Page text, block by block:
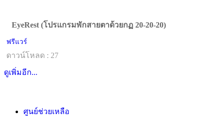
EyeRest (โปรแกรมพักสายตาด้วยกฏ 20-20-20)
ฟรีแวร์
ดาวน์โหลด : 27
ดูเพิ่มอีก...
ศูนย์ช่วยเหลือ